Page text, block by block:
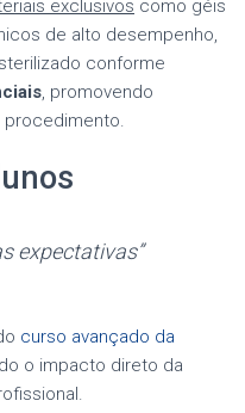
exclusivos como géis
de alto desempenho,
conforme
, promovendo
procedimento.
expectativas”
curso avançado da
o impacto direto da